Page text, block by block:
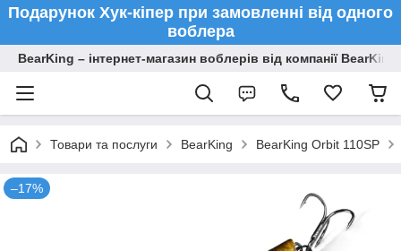
Подарунок Хук-кіпер при замовленні від одного
воблера
BearKing – інтернет-магазин воблерів від компанії BearKing
Товари та послуги BearKing BearKing Orbit 110SP
–17%